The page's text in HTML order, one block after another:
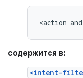
<action
содержится в:
<intent-